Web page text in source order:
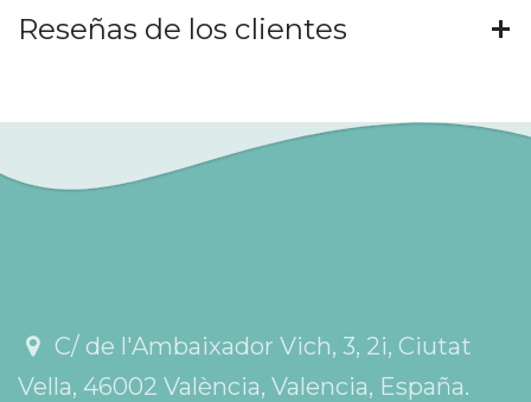
Reseñas de los clientes
C/ de l'Ambaixador Vich, 3, 2i, Ciutat
Vella, 46002 València, Valencia, España.